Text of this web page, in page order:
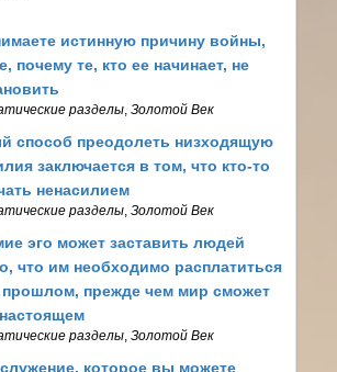
истинную причину войны,
почему те, кто ее начинает, не
разделы ,Золотой Век
способ преодолеть низходящую
заключается в том, что кто-то
ненасилием
разделы ,Золотой Век
эго может заставить людей
что им необходимо расплатиться
прошлом, прежде чем мир сможет
разделы ,Золотой Век
которое вы можете